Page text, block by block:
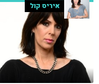
איריס קול